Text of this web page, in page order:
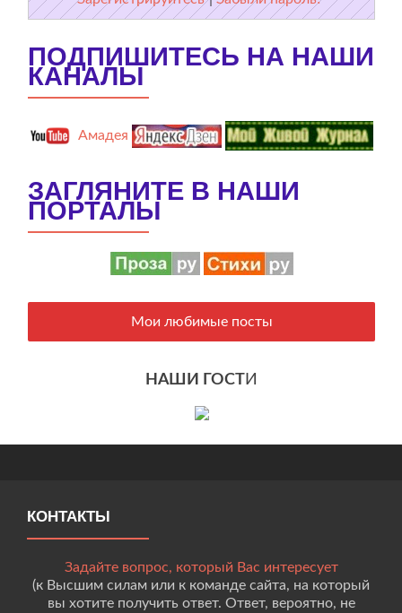
ПОДПИШИТЕСЬ НА НАШИ
КАНАЛЫ
Амадея
ЗАГЛЯНИТЕ В НАШИ
ПОРТАЛЫ
Мои любимые посты
НАШИ ГОСТИ
КОНТАКТЫ
Задайте вопрос, который Вас интересует
(к Высшим силам или к команде сайта, на который
вы хотите получить ответ. Ответ, вероятно, не